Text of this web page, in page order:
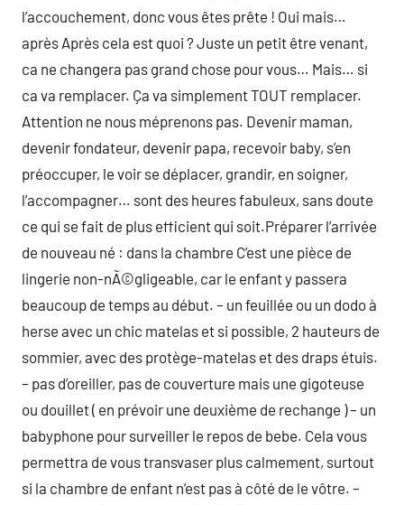
l’accouchement, donc vous êtes prête ! Oui mais…
après Après cela est quoi ? Juste un petit être venant,
ca ne changera pas grand chose pour vous… Mais… si
ca va remplacer. Ça va simplement TOUT remplacer.
Attention ne nous méprenons pas. Devenir maman,
devenir fondateur, devenir papa, recevoir baby, s’en
préoccuper, le voir se déplacer, grandir, en soigner,
l’accompagner… sont des heures fabuleux, sans doute
ce qui se fait de plus efficient qui soit.Préparer l’arrivée
de nouveau né : dans la chambre C’est une pièce de
lingerie non-nÃ©gligeable, car le enfant y passera
beaucoup de temps au début. – un feuillée ou un dodo à
herse avec un chic matelas et si possible, 2 hauteurs de
sommier, avec des protège-matelas et des draps étuis.
– pas d’oreiller, pas de couverture mais une gigoteuse
ou douillet ( en prévoir une deuxième de rechange ) – un
babyphone pour surveiller le repos de bebe. Cela vous
permettra de vous transvaser plus calmement, surtout
si la chambre de enfant n’est pas à côté de le vôtre. –